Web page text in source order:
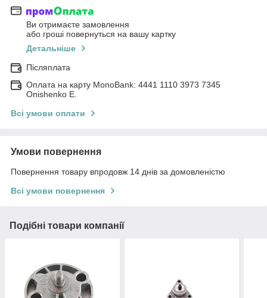
Ви отримаєте замовлення
або гроші повернуться на вашу картку
Детальніше
Післяплата
Оплата на карту MonoBank: 4441 1110 3973 7345
Onishenko E.
Всі умови оплати
Умови повернення
Повернення товару впродовж 14 днів за домовленістю
Всі умови повернення
Подібні товари компанії